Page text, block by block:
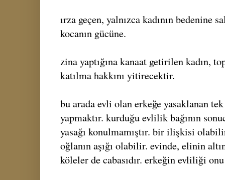
ırza geçen, yalnızca kadının bedenine
kocanın gücüne.
zina yaptığına kanaat getirilen kadın,
katılma hakkını yitirecektir.
bu arada evli olan erkeğe yasaklanan
yapmaktır. kurduğu evlilik bağının
yasağı konulmamıştır. bir ilişkisi
oğlanın aşığı olabilir. evinde, elinin
köleler de cabasıdır. erkeğin evliliği